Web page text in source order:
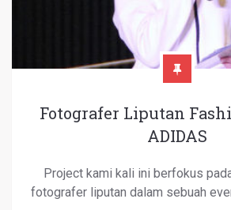
Fotografer Liputan
ADIDAS
Project kami kali ini berfokus
fotografer liputan dalam sebuah